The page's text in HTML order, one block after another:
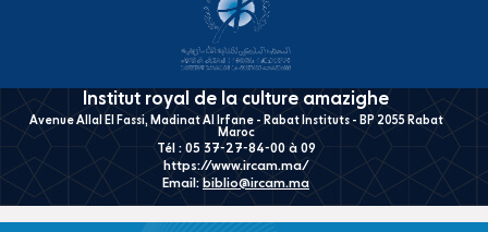
Institut royal de la culture amazighe
Avenue Allal El Fassi, Madinat Al Irfane - Rabat Instituts - BP 2055 Rabat
Maroc
Tél : 05 37-27-84-00 à 09
https://www.ircam.ma/
Email: biblio@ircam.ma